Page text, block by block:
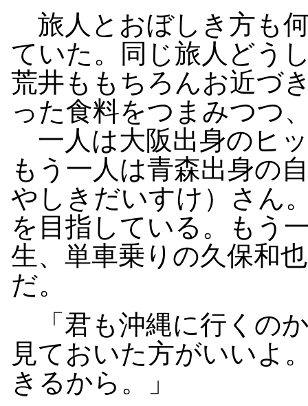
旅人とおぼしき方も
ていた。同じ旅人どう
荒井ももちろんお近づ
った食料をつまみつつ
一人は大阪出身のヒ
もう一人は青森出身の
やしきだいすけ）さん
を目指している。もう
生、単車乗りの久保和
だ。
「君も沖縄に行くの
見ておいた方がいいよ
きるから。」